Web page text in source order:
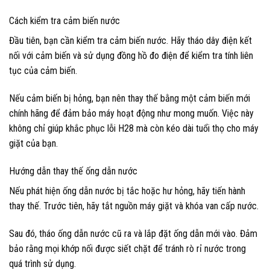
Cách kiểm tra cảm biến nước
Đầu tiên, bạn cần kiểm tra cảm biến nước. Hãy tháo dây điện kết
nối với cảm biến và sử dụng đồng hồ đo điện để kiểm tra tính liên
tục của cảm biến.
Nếu cảm biến bị hỏng, bạn nên thay thế bằng một cảm biến mới
chính hãng để đảm bảo máy hoạt động như mong muốn. Việc này
không chỉ giúp khắc phục lỗi H28 mà còn kéo dài tuổi thọ cho máy
giặt của bạn.
Hướng dẫn thay thế ống dẫn nước
Nếu phát hiện ống dẫn nước bị tắc hoặc hư hỏng, hãy tiến hành
thay thế. Trước tiên, hãy tắt nguồn máy giặt và khóa van cấp nước.
Sau đó, tháo ống dẫn nước cũ ra và lắp đặt ống dẫn mới vào. Đảm
bảo rằng mọi khớp nối được siết chặt để tránh rò rỉ nước trong
quá trình sử dụng.